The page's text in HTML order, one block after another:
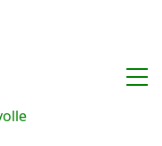
und